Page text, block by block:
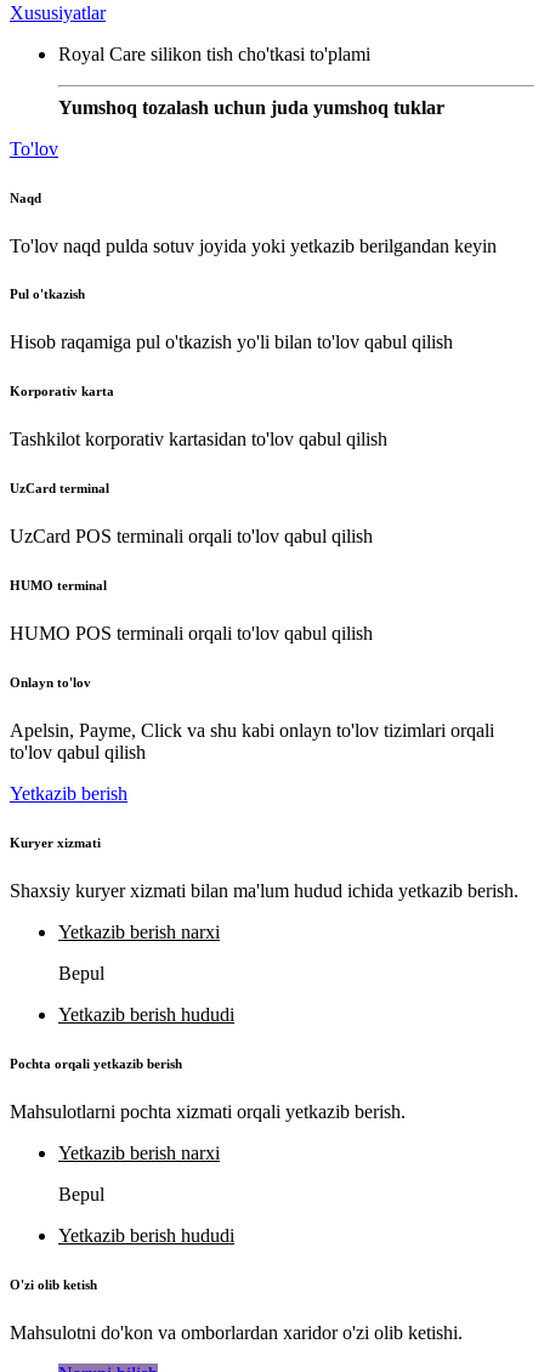
Xususiyatlar
Royal Care silikon tish cho'tkasi to'plami
Yumshoq tozalash uchun juda yumshoq tuklar
To'lov
Naqd
To'lov naqd pulda sotuv joyida yoki yetkazib berilgandan keyin
Pul o'tkazish
Hisob raqamiga pul o'tkazish yo'li bilan to'lov qabul qilish
Korporativ karta
Tashkilot korporativ kartasidan to'lov qabul qilish
UzCard terminal
UzCard POS terminali orqali to'lov qabul qilish
HUMO terminal
HUMO POS terminali orqali to'lov qabul qilish
Onlayn to'lov
Apelsin, Payme, Click va shu kabi onlayn to'lov tizimlari orqali
to'lov qabul qilish
Yetkazib berish
Kuryer xizmati
Shaxsiy kuryer xizmati bilan ma'lum hudud ichida yetkazib berish.
Yetkazib berish narxi
Bepul
Yetkazib berish hududi
Pochta orqali yetkazib berish
Mahsulotlarni pochta xizmati orqali yetkazib berish.
Yetkazib berish narxi
Bepul
Yetkazib berish hududi
O'zi olib ketish
Mahsulotni do'kon va omborlardan xaridor o'zi olib ketishi.